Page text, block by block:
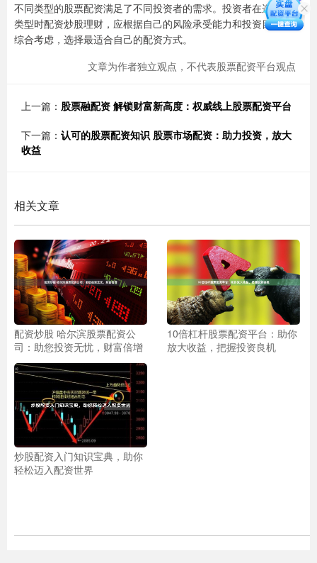
不同类型的股票配资满足了不同投资者的需求。投资者在选择配资
类型时配资炒股理财，应根据自己的风险承受能力和投资目标进行
综合考虑，选择最适合自己的配资方式。
文章为作者独立观点，不代表股票配资平台观点
上一篇： 股票融配资 解锁财富新高度：权威线上股票配资平台
下一篇： 认可的股票配资知识 股票市场配资：助力投资，放大
收益
相关文章
配资炒股 哈尔滨股票配资公
司：助您投资无忧，财富倍增
10倍杠杆股票配资平台：助你
放大收益，把握投资良机
炒股配资入门知识宝典，助你
轻松迈入配资世界